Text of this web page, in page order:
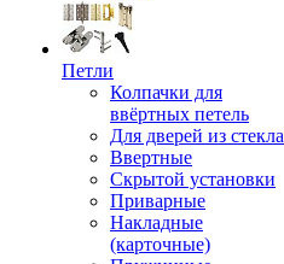
Петли
Колпачки для
ввёртных петель
Для дверей из стекла
Ввертные
Скрытой установки
Приварные
Накладные
(карточные)